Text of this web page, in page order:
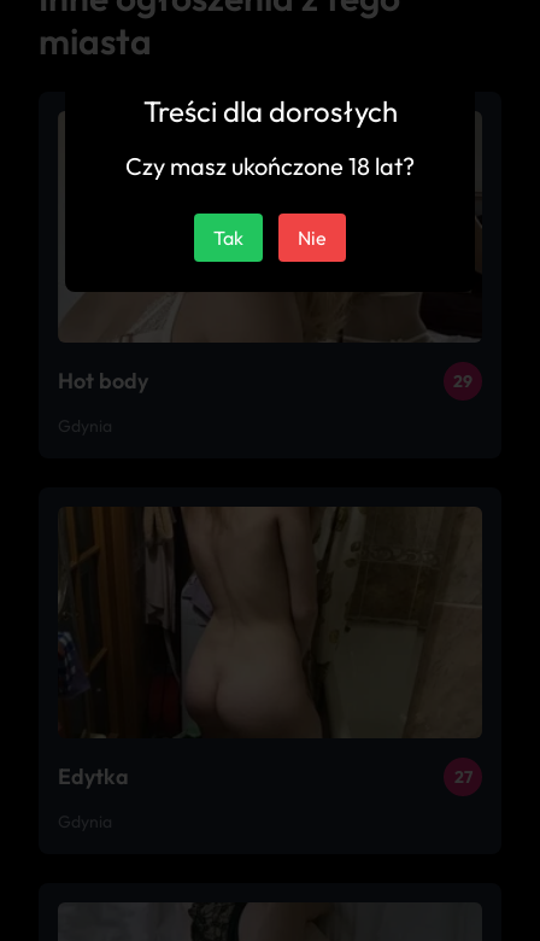
miasta
Hot body 29
Gdynia
Edytka 27
Gdynia
Treści dla dorosłych
Czy masz ukończone 18 lat?
Tak Nie